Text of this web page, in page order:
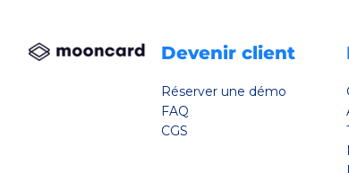
Comme beaucoup de sites web, nous utilisons des
nous permettent de suivre votre parcours en ligne. C'est
Devenir client
Réserver une démo
FAQ
CGS